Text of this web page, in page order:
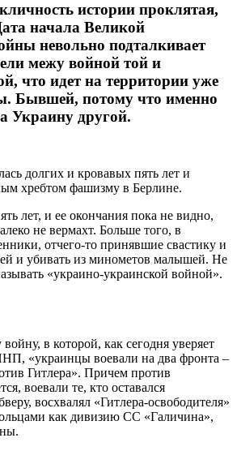
истории проклятая,
начала Великой
невольно подталкивает
межу войной той и
что идет на территории уже
Бывшей, потому что именно
Украину другой.
долгих и кровавых пять лет и
хребтом фашизму в Берлине.
лет, и ее окончания пока не видно,
не вермахт. Больше того, в
отчего-то принявшие свастику и
и убивать из минометов малышей. Не
«украино-украинской войной».
в которой, как сегодня уверяет
«украинцы воевали на два фронта –
Гитлера». Причем против
воевали те, кто оставался
восхвалял «Гитлера-освободителя»
как дивизию СС «Галичина»,